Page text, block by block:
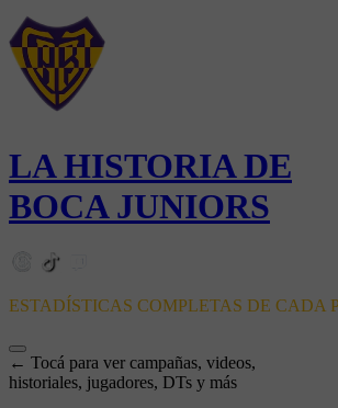
LA HISTORIA DE
BOCA JUNIORS
ESTADÍSTICAS COMPLETAS DE CADA
← Tocá para ver campañas, videos,
historiales, jugadores, DTs y más